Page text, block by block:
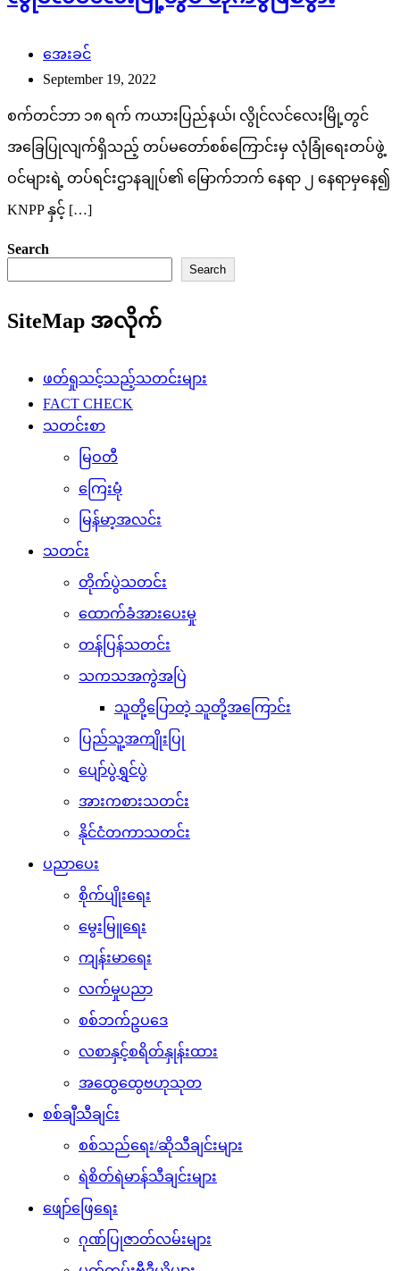
အေးခင်
September 19, 2022
စက်တင်ဘာ ၁၈ ရက် ကယားပြည်နယ်၊ လွိုင်လင်လေးမြို့တွင်
အခြေပြုလျက်ရှိသည့် တပ်မတော်စစ်ကြောင်းမှ လုံခြုံရေးတပ်ဖွဲ့
ဝင်များရဲ့ တပ်ရင်းဌာနချုပ်၏ မြောက်ဘက် နေရာ ၂ နေရာမှနေ၍
KNPP နှင့် […]
Search
Search
SiteMap အလိုက်
ဖတ်ရှုသင့်သည့်သတင်းများ
FACT CHECK
သတင်းစာ
မြဝတီ
ကြေးမုံ
မြန်မာ့အလင်း
သတင်း
တိုက်ပွဲသတင်း
ထောက်ခံအားပေးမှု
တန်ပြန်သတင်း
သကသအကွဲအပြဲ
သူတို့ပြောတဲ့ သူတို့အကြောင်း
ပြည်သူ့အကျိုးပြု
ပျော်ပွဲရွှင်ပွဲ
အားကစားသတင်း
နိုင်ငံတကာသတင်း
ပညာပေး
စိုက်ပျိုးရေး
မွေးမြူရေး
ကျန်းမာရေး
လက်မှုပညာ
စစ်ဘက်ဥပဒေ
လစာနှင့်စရိတ်နှုန်းထား
အထွေထွေဗဟုသုတ
စစ်ချီသီချင်း
စစ်သည်ရေး/ဆိုသီချင်းများ
ရဲစိတ်ရဲမာန်သီချင်းများ
ဖျော်ဖြေရေး
ဂုဏ်ပြုဇာတ်လမ်းများ